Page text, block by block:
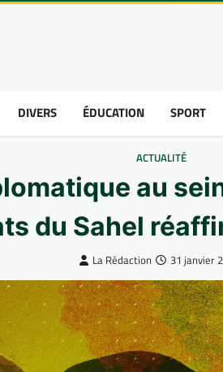
DIVERS ÉDUCATION SPORT
ACTUALITÉ
au sein
du Sahel
La Rédaction 31 janvier